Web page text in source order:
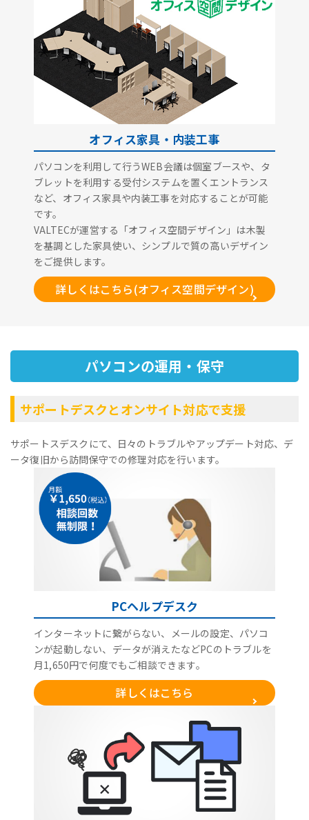
オフィス家具・内装工事
パソコンを利用して行うWEB会議は個室ブースや、タ
ブレットを利用する受付システムを置くエントランス
など、オフィス家具や内装工事を対応することが可能
です。
VALTECが運営する「オフィス空間デザイン」は木製
を基調とした家具使い、シンプルで質の高いデザイン
をご提供します。
詳しくはこちら(オフィス空間デザイン)
パソコンの運用・保守
サポートデスクとオンサイト対応で支援
サポートスデスクにて、日々のトラブルやアップデート対応、デ
ータ復旧から訪問保守での修理対応を行います。
PCヘルプデスク
インターネットに繋がらない、メールの設定、パソコ
ンが起動しない、データが消えたなどPCのトラブルを
月1,650円で何度でもご相談できます。
詳しくはこちら